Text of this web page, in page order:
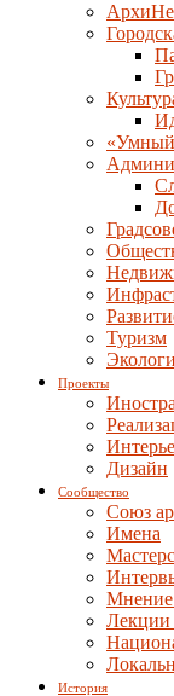
Туризм
Проекты
Дизайн
Сообщество
Союз
Имена
Мнение
Лекции
История